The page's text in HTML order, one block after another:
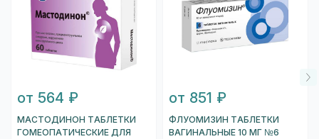
от 564 ₽
МАСТОДИНОН ТАБЛЕТКИ
ГОМЕОПАТИЧЕСКИЕ ДЛЯ
от 851 ₽
ФЛУОМИЗИН ТАБЛЕТКИ
ВАГИНАЛЬНЫЕ 10 МГ №6